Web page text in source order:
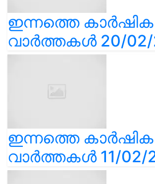
ഇന്നത്തെ കാർഷിക
വാർത്തകൾ 20/02/
ഇന്നത്തെ കാർഷിക
വാർത്തകൾ 11/02/